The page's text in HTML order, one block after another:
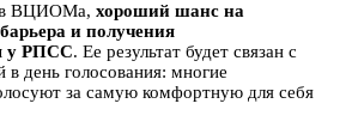
ВЦИОМа, хороший шанс на
и получения
у РПСС. Ее результат будет связан с
в день голосования: многие
за самую комфортную для себя